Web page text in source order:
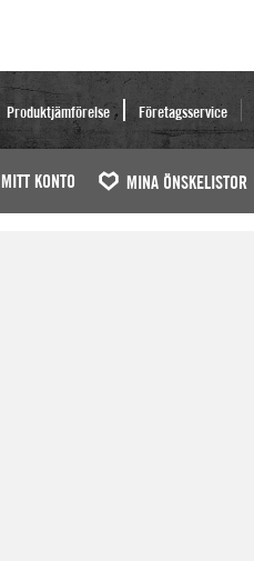
Produktjämförelse Företagsservice
MITT KONTO MINA ÖNSKELISTOR